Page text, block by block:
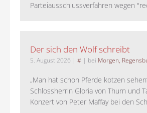
Parteiausschlussverfahren wegen
Der sich den Wolf schreibt
5. August 2026 | # | bei Morgen,
„Man hat schon Pferde kotzen
Schlossherrin Gloria von Thurn und
Konzert von Peter Maffay bei den